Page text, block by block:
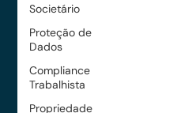
Societário
Proteção de
Dados
Compliance
Trabalhista
Propriedade